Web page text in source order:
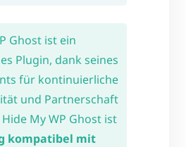
Ghost ist ein
Plugin, dank seines
für kontinuierliche
und Partnerschaft
My WP Ghost ist
kompatibel mit